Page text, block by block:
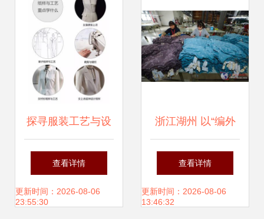
探寻服装工艺与设
计的教育机会——
《女装纸样与工
查看详情
更新时间：2026-08-06
23:55:30
浙江湖州 以“编外
车间”织就“童装名
镇”新篇章
查看详情
更新时间：2026-08-06
13:46:32